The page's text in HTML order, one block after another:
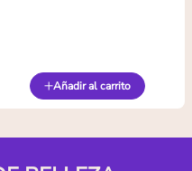
Añadir al carrito